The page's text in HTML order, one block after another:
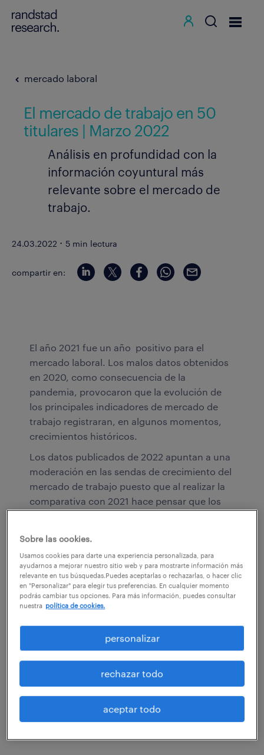
mercado laboral
El mercado de trabajo en 50
titulares | Marzo 2022
Análisis en profundidad con la
información coyuntural más
relevante sobre el mercado de
trabajo.
24.03.2022 · 5 min lectura
compartir en:
El año 2021 fue un año positivo para el
mercado laboral. Los malos datos obtenidos
en 2020, como consecuencia de la
pandemia, provocaron que la evolución de
los principales indicadores de mercado de
trabajo registraran, en algunos momentos,
crecimientos históricos.
Los datos publicados de 2022 apuntan a una
moderación en las sendas de crecimiento del
mercado de trabajo puesto que al realizar la
comparativa con 2021 hace pensar que los
Descarga el informe del mercado de
trabajo en 50 titulares.
descargar informe
Sobre las cookies.
Usamos cookies para darte una experiencia personalizada, para
ayudarnos a mejorar nuestro sitio web y para mostrarte información más
relevante en tus búsquedas.Puedes aceptarlas o rechazarlas, o hacer clic
en "Personalizar" para elegir tus preferencias. En cualquier momento
podrás cambiar tus opciones. Para más información, puedes consultar
nuestra política de cookies.
personalizar
rechazar todo
aceptar todo